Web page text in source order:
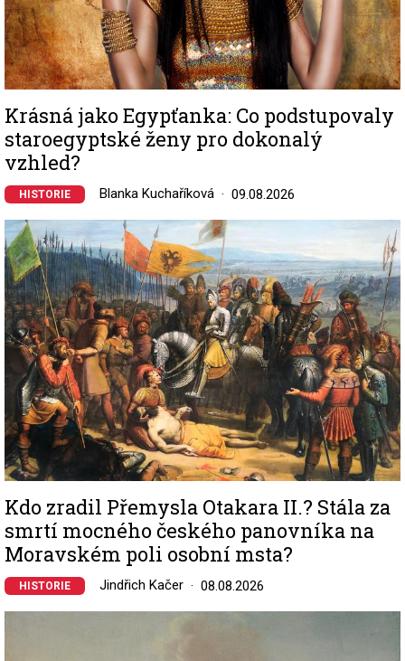
Krásná jako Egypťanka: Co podstupovaly
staroegyptské ženy pro dokonalý
vzhled?
HISTORIE Blanka Kuchaříková 09.08.2026
Image
Kdo zradil Přemysla Otakara II.? Stála za
smrtí mocného českého panovníka na
Moravském poli osobní msta?
HISTORIE Jindřich Kačer 08.08.2026